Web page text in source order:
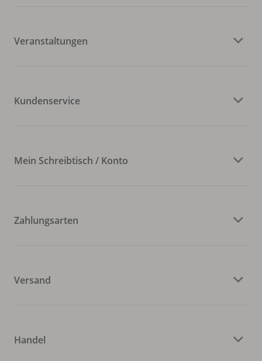
Veranstaltungen
Kundenservice
Mein Schreibtisch / Konto
Zahlungsarten
Versand
Handel